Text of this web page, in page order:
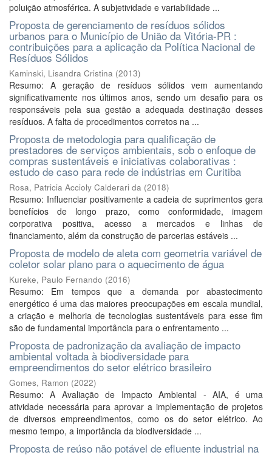
poluição atmosférica. A subjetividade e variabilidade ...
Proposta de gerenciamento de resíduos sólidos
urbanos para o Município de União da Vitória-PR :
contribuições para a aplicação da Política Nacional de
Resíduos Sólidos
Kaminski, Lisandra Cristina (2013)
Resumo: A geração de resíduos sólidos vem aumentando
significativamente nos últimos anos, sendo um desafio para os
responsáveis pela sua gestão a adequada destinação desses
resíduos. A falta de procedimentos corretos na ...
Proposta de metodologia para qualificação de
prestadores de serviços ambientais, sob o enfoque de
compras sustentáveis e iniciativas colaborativas :
estudo de caso para rede de indústrias em Curitiba
Rosa, Patricia Accioly Calderari da (2018)
Resumo: Influenciar positivamente a cadeia de suprimentos gera
benefícios de longo prazo, como conformidade, imagem
corporativa positiva, acesso a mercados e linhas de
financiamento, além da construção de parcerias estáveis ...
Proposta de modelo de aleta com geometria variável de
coletor solar plano para o aquecimento de água
Kureke, Paulo Fernando (2016)
Resumo: Em tempos que a demanda por abastecimento
energético é uma das maiores preocupações em escala mundial,
a criação e melhoria de tecnologias sustentáveis para esse fim
são de fundamental importância para o enfrentamento ...
Proposta de padronização da avaliação de impacto
ambiental voltada à biodiversidade para
empreendimentos do setor elétrico brasileiro
Gomes, Ramon (2022)
Resumo: A Avaliação de Impacto Ambiental - AIA, é uma
atividade necessária para aprovar a implementação de projetos
de diversos empreendimentos, como os do setor elétrico. Ao
mesmo tempo, a importância da biodiversidade ...
Proposta de reúso não potável de efluente industrial na